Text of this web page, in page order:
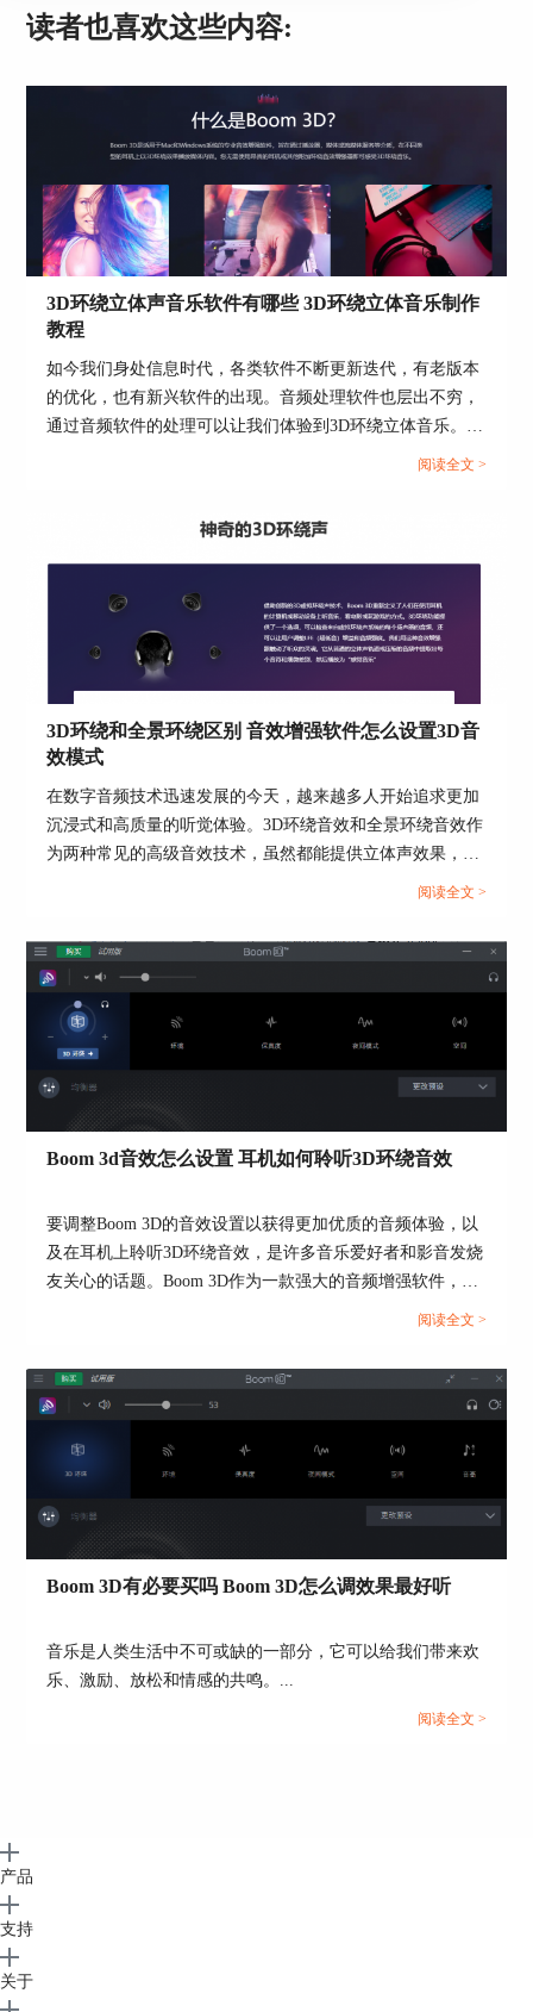
如图4所示，在之前的基础上，适当调高32hz、
加大重低音的效果。小编亲测，会有“上头”的感觉
图4：低音可调节的三个频段
二、人声专用
如图5所示，首先打开右上角的下拉菜单。对于注
重人声的音乐来说，选择“Vocals”较为合适。当
图5：人声模式
如图6所示，以此为基础，适当提升500hz、1khz、
5dB，因为如果开的太高，会导致失真，听起来像
如果听电台语音节目，单单为了听清主播说话，还
可以再拉高频段。
三、摇滚专用
在嘈杂环境下，周围已经很“轰鸣”了，如果听摇
同样地，首先选择“Rock”模式，然后可以按照经典
的“V型调法”，也就是提升两边、降低中间，提升
dB），能够分别增加低音的“结实感”，同时提升吉
他的清晰度，让摇滚乐更加有冲击性。
图7：摇滚乐模式
读者也喜欢这些内容:
3D环绕立体声音乐软件有哪些 3D环绕立体音乐制作
教程
如今我们身处信息时代，各类软件不断更新迭代，有老版本
的优化，也有新兴软件的出现。音频处理软件也层出不穷，
通过音频软件的处理可以让我们体验到3D环绕立体音乐。本
篇文章就为大家介绍3D环绕立体声音乐软件有哪些以及3D
阅读全文 >
3D环绕和全景环绕区别 音效增强软件怎么设置3D音
效模式
在数字音频技术迅速发展的今天，越来越多人开始追求更加
沉浸式和高质量的听觉体验。3D环绕音效和全景环绕音效作
为两种常见的高级音效技术，虽然都能提供立体声效果，但
在实现方式和应用场景上存在显著差异。本篇文章就将为大
3D音效模式的相关内容。...
阅读全文 >
Boom 3d音效怎么设置 耳机如何聆听3D环绕音效
要调整Boom 3D的音效设置以获得更加优质的音频体验，以
及在耳机上聆听3D环绕音效，是许多音乐爱好者和影音发烧
友关心的话题。Boom 3D作为一款强大的音频增强软件，提
供了多种音效调节选项，让用户可以根据个人喜好和设备来
音乐更加身临其境的方式。接下来，将为大家介绍Boom 3d
音效怎么设置以及耳机如何聆听3D环绕音效的方法。...
阅读全文 >
Boom 3D有必要买吗 Boom 3D怎么调效果最好听
音乐是人类生活中不可或缺的一部分，它可以给我们带来欢
乐、激励、放松和情感的共鸣。...
阅读全文 >
产品
支持
关于